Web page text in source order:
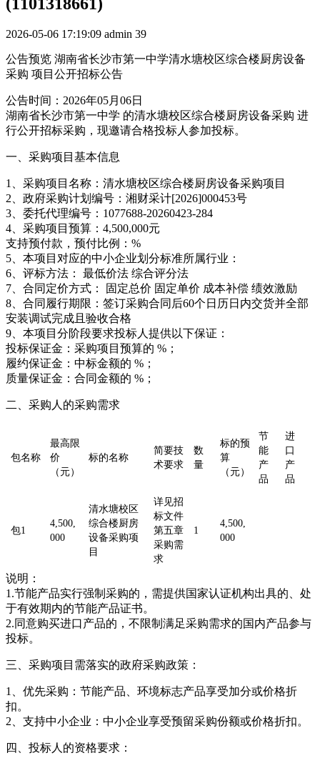
2026-05-06 17:19:09 admin 39
公告预览 湖南省长沙市第一中学清水塘校区综合楼厨房设备
采购 项目公开招标公告
公告时间：2026年05月06日
湖南省长沙市第一中学 的清水塘校区综合楼厨房设备采购 进
行公开招标采购，现邀请合格投标人参加投标。
一、采购项目基本信息
1、采购项目名称：清水塘校区综合楼厨房设备采购项目
2、政府采购计划编号：湘财采计[2026]000453号
3、委托代理编号：1077688-20260423-284
4、采购项目预算：4,500,000元
支持预付款，预付比例：%
5、本项目对应的中小企业划分标准所属行业：
6、评标方法： 最低价法 综合评分法
7、合同定价方式： 固定总价 固定单价 成本补偿 绩效激励
8、合同履行期限：签订采购合同后60个日历日内交货并全部
安装调试完成且验收合格
9、本项目分阶段要求投标人提供以下保证：
投标保证金：采购项目预算的 %；
履约保证金：中标金额的 %；
质量保证金：合同金额的 %；
二、采购人的采购需求
包名称
最高限
价
（元）
标的名称
简要技
术要求
数
量
标的预
算
（元）
节
能
产
品
进
口
产
品
包1
4,500,
000
清水塘校区
综合楼厨房
设备采购项
目
详见招
标文件
第五章
采购需
求
1
4,500,
000
说明：
1.节能产品实行强制采购的，需提供国家认证机构出具的、处
于有效期内的节能产品证书。
2.同意购买进口产品的，不限制满足采购需求的国内产品参与
投标。
三、采购项目需落实的政府采购政策：
1、优先采购：节能产品、环境标志产品享受加分或价格折
扣。
2、支持中小企业：中小企业享受预留采购份额或价格折扣。
四、投标人的资格要求：